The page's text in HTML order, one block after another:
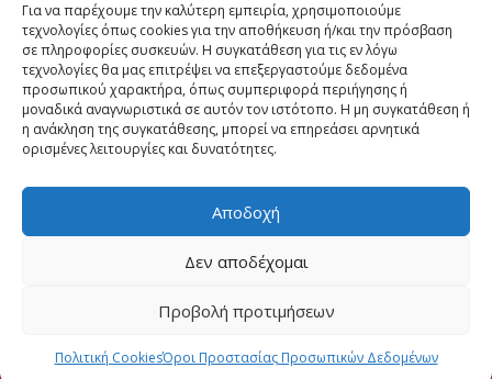
Για να παρέχουμε την καλύτερη εμπειρία, χρησιμοποιούμε
τεχνολογίες όπως cookies για την αποθήκευση ή/και την πρόσβαση
σε πληροφορίες συσκευών. Η συγκατάθεση για τις εν λόγω
τεχνολογίες θα μας επιτρέψει να επεξεργαστούμε δεδομένα
προσωπικού χαρακτήρα, όπως συμπεριφορά περιήγησης ή
μοναδικά αναγνωριστικά σε αυτόν τον ιστότοπο. Η μη συγκατάθεση ή
η ανάκληση της συγκατάθεσης, μπορεί να επηρεάσει αρνητικά
ορισμένες λειτουργίες και δυνατότητες.
Αποδοχή
Δεν αποδέχομαι
Προβολή προτιμήσεων
Πολιτική CookiesΌροι Προστασίας Προσωπικών Δεδομένων
2026 CREATED BYDALI WEB DESIGN| ALL RIGHTS RESERVED